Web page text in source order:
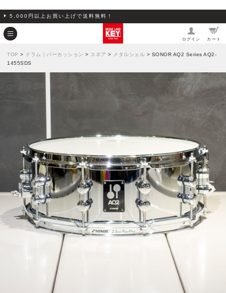
5,000円以上お買い上げで送料無料！
ログイン カート
TOP > ドラム｜パーカッション > スネア > メタルシェル > SONOR AQ2 Series AQ2-
1455SDS